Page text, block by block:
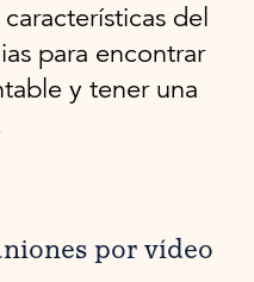
del
para encontrar
y tener una
por vídeo